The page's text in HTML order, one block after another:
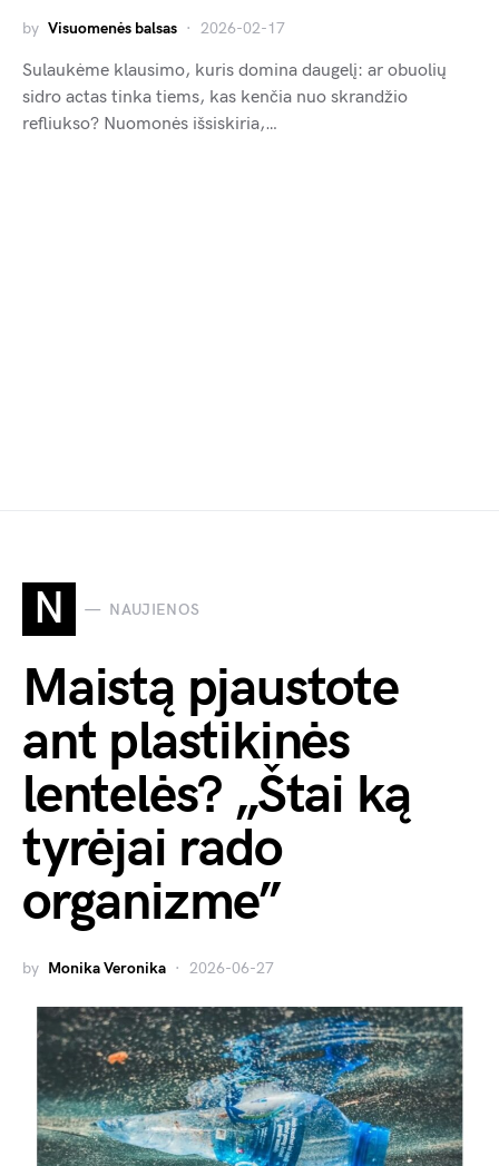
by Visuomenės balsas 2026-02-17
Sulaukėme klausimo, kuris domina daugelį: ar obuolių
sidro actas tinka tiems, kas kenčia nuo skrandžio
refliukso? Nuomonės išsiskiria,…
N NAUJIENOS
Maistą pjaustote
ant plastikinės
lentelės? „Štai ką
tyrėjai rado
organizme”
by Monika Veronika 2026-06-27